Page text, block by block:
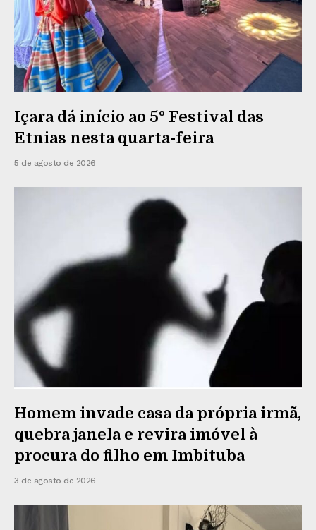
Içara dá início ao 5º Festival das
Etnias nesta quarta-feira
5 de agosto de 2026
Homem invade casa da própria irmã,
quebra janela e revira imóvel à
procura do filho em Imbituba
3 de agosto de 2026